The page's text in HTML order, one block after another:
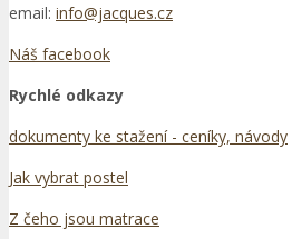
email: info@jacques.cz
Náš facebook
Rychlé odkazy
dokumenty ke stažení - ceníky, návody
Jak vybrat postel
Z čeho jsou matrace